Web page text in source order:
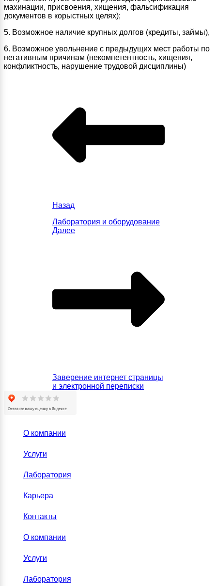
махинации, присвоения, хищения, фальсификация
документов в корыстных целях);
5. Возможное наличие крупных долгов (кредиты, займы),
6. Возможное увольнение с предыдущих мест работы по
негативным причинам (некомпетентность, хищения,
конфликтность, нарушение трудовой дисциплины)
Назад
Лаборатория и оборудование
Далее
Заверение интернет страницы
и электронной переписки
О компании
Услуги
Лаборатория
Карьера
Контакты
О компании
Услуги
Лаборатория